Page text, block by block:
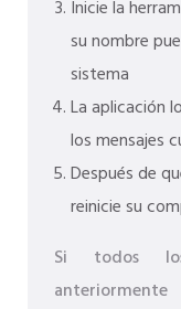
Inicie la
su nombre
sistema
La aplicación
los mensajes
Después de
reinicie su
Si todos